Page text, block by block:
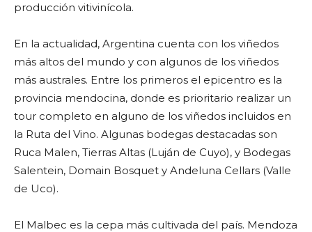
producción vitivinícola.
En la actualidad, Argentina cuenta con los viñedos
más altos del mundo y con algunos de los viñedos
más australes. Entre los primeros el epicentro es la
provincia mendocina, donde es prioritario realizar un
tour completo en alguno de los viñedos incluidos en
la Ruta del Vino. Algunas bodegas destacadas son
Ruca Malen, Tierras Altas (Luján de Cuyo), y Bodegas
Salentein, Domain Bosquet y Andeluna Cellars (Valle
de Uco).
El Malbec es la cepa más cultivada del país. Mendoza